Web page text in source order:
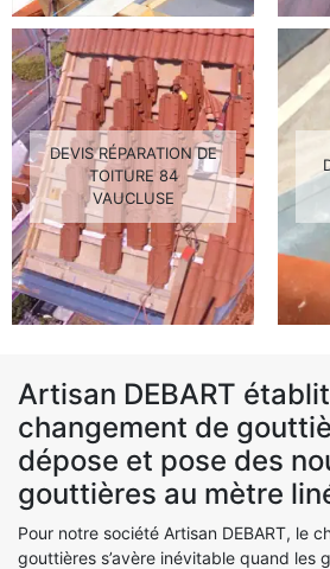
DEVIS RÉPARATION DE
TOITURE 84
VAUCLUSE
Artisan DEBART
changement de
dépose et pose des
gouttières au mètre
Pour notre société Artisan DEBART, le
gouttières s’avère inévitable quand les